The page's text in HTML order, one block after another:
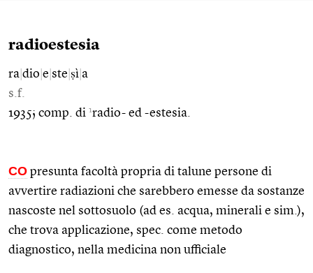
radioestesia
ra dio e ste ṣì a
s.f.
1935; comp. di 1radio- ed -estesia.
CO presunta facoltà propria di talune persone di
avvertire radiazioni che sarebbero emesse da sostanze
nascoste nel sottosuolo (ad es. acqua, minerali e sim.),
che trova applicazione, spec. come metodo
diagnostico, nella medicina non ufficiale